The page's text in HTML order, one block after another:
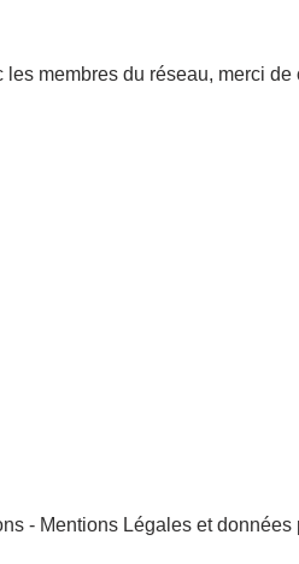
membres du réseau, merci de
- Mentions Légales et données